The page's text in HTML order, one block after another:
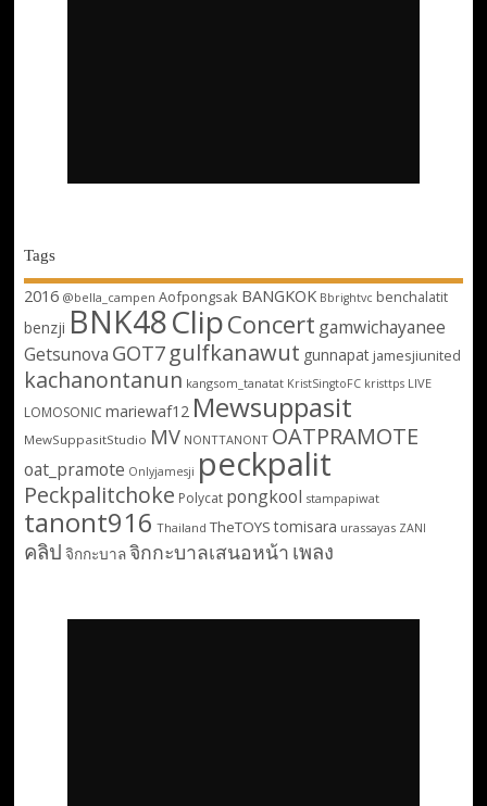
Tags
2016 @bella_campen Aofpongsak BANGKOK Bbrightvc benchalatit
benzji BNK48ClipConcert gamwichayanee
Getsunova GOT7 gulfkanawut gunnapat jamesjiunited
kachanontanun kangsom_tanatat KristSingtoFC kristtps LIVE
LOMOSONIC mariewaf12 Mewsuppasit
MewSuppasitStudio MV NONTTANONT OATPRAMOTE
oat_pramote Onlyjamesji peckpalit
Peckpalitchoke Polycat pongkool stampapiwat
tanont916 Thailand TheTOYS tomisara urassayas ZANI
คลิป จิกกะบาลจิกกะบาลเสนอหน้า เพลง